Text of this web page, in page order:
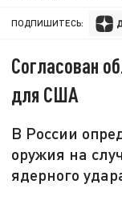
ПОДПИШИТЕСЬ:
Согласован
для США
В России
оружия на
ядерного